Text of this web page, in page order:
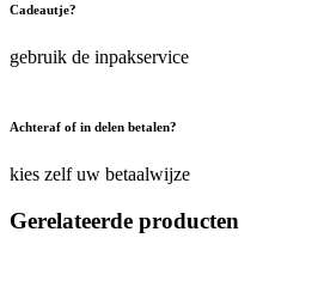
Cadeautje?
gebruik de inpakservice
Achteraf of in delen betalen?
kies zelf uw betaalwijze
Gerelateerde producten